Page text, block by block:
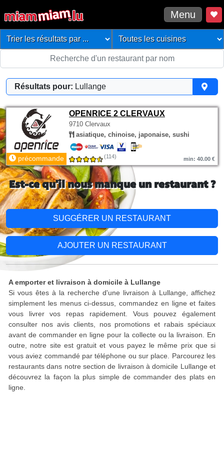
Menu
Résultats pour: Lullange
OPENRICE 2 CLERVAUX
9710 Clervaux
asiatique, chinoise, japonaise, sushi
précommande (114) min: 40.00 €
Est-ce qu'il nous manque un restaurant ?
SUGGÉRER UN RESTAURANT
AJOUTER UN RESTAURANT
A emporter et livraison à domicile à Lullange
Si vous êtes à la recherche d'une livraison à Lullange, affichez
simplement les menus ci-dessus, commandez en ligne et faites
vous livrer vos repas rapidement. Vous pouvez également
consulter nos avis clients, nos promotions et rabais spéciaux
avant de commander en ligne pour la collecte ou la livraison. En
outre, notre site est gratuit et vous payez le même prix que si
vous aviez commandé par téléphone ou sur place. Parcourez les
restaurants dans notre section de livraison à domicile Lullange et
découvrez la façon la plus simple de commander des plats en
ligne.